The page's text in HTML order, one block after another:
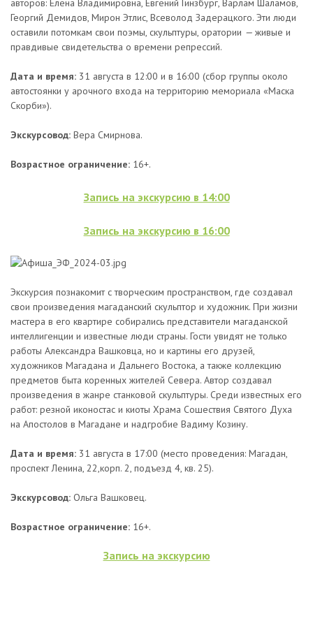
авторов: Елена Владимировна, Евгений Гинзбург, Варлам Шаламов,
Георгий Демидов, Мирон Этлис, Всеволод Задерацкого. Эти люди
оставили потомкам свои поэмы, скульптуры, оратории — живые и
правдивые свидетельства о времени репрессий.
Дата и время: 31 августа в 12:00 и в 16:00 (сбор группы около
автостоянки у арочного входа на территорию мемориала «Маска
Скорби»).
Экскурсовод: Вера Смирнова.
Возрастное ограничение: 16+.
Запись на экскурсию в 14:00
Запись на экскурсию в 16:00
Экскурсия познакомит с творческим пространством, где создавал
свои произведения магаданский скульптор и художник. При жизни
мастера в его квартире собирались представители магаданской
интеллигенции и известные люди страны. Гости увидят не только
работы Александра Вашковца, но и картины его друзей,
художников Магадана и Дальнего Востока, а также коллекцию
предметов быта коренных жителей Севера. Автор создавал
произведения в жанре станковой скульптуры. Среди известных его
работ: резной иконостас и киоты Храма Сошествия Святого Духа
на Апостолов в Магадане и надгробие Вадиму Козину.
Дата и время: 31 августа в 17:00 (место проведения: Магадан,
проспект Ленина, 22,корп. 2, подъезд 4, кв. 25).
Экскурсовод: Ольга Вашковец.
Возрастное ограничение: 16+.
Запись на экскурсию